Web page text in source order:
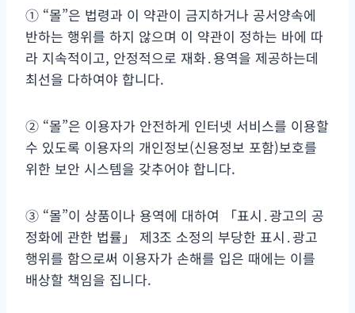
① “몰”은 법령과 이 약관이 금지하거나 공서양속에
반하는 행위를 하지 않으며 이 약관이 정하는 바에 따
라 지속적이고, 안정적으로 재화․용역을 제공하는데
최선을 다하여야 합니다.
② “몰”은 이용자가 안전하게 인터넷 서비스를 이용할
수 있도록 이용자의 개인정보(신용정보 포함)보호를
위한 보안 시스템을 갖추어야 합니다.
③ “몰”이 상품이나 용역에 대하여 「표시․광고의 공
정화에 관한 법률」 제3조 소정의 부당한 표시․광고
행위를 함으로써 이용자가 손해를 입은 때에는 이를
배상할 책임을 집니다.